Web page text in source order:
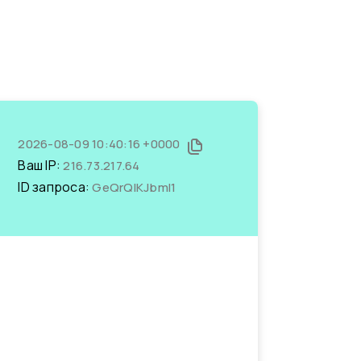
2026-08-09 10:40:16 +0000
Ваш IP:216.73.217.64
ID запроса:GeQrQlKJbmI1